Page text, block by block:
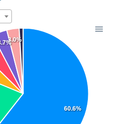
60.6%
3.0%